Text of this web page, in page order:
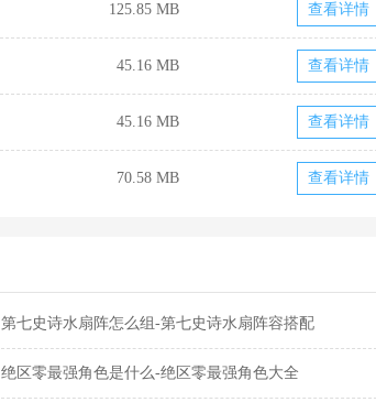
125.85 MB 查看详情
45.16 MB 查看详情
45.16 MB 查看详情
70.58 MB 查看详情
第七史诗水扇阵怎么组-第七史诗水扇阵容搭配
绝区零最强角色是什么-绝区零最强角色大全